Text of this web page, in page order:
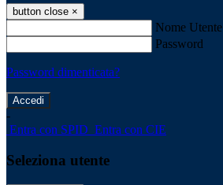
button close ×
Nome Utente
Password
Password dimenticata?
-
Entra con SPID Entra con CIE
Seleziona utente